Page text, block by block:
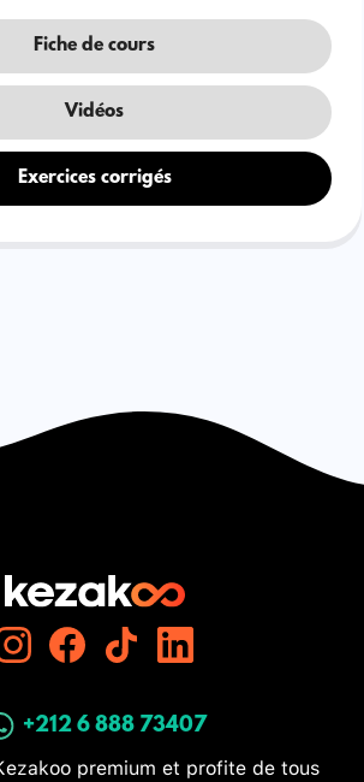
Fiche de cours
Vidéos
Exercices corrigés
+212 6 888 73407
premium et profite de tous